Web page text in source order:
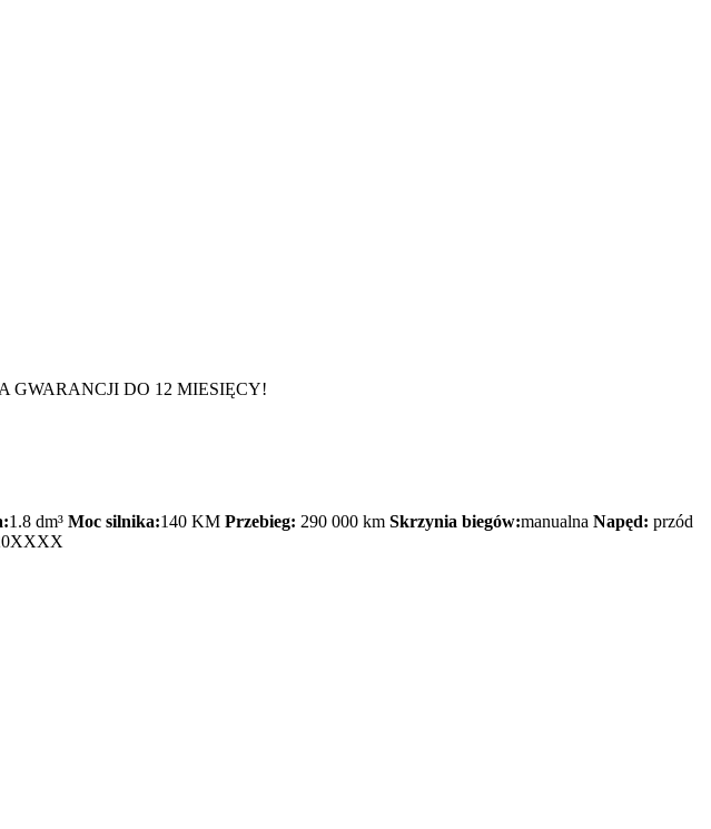
GWARANCJI DO 12 MIESIĘCY!
1.8 dm³ Moc silnika:140 KM Przebieg: 290 000 km Skrzynia biegów:manualna Napęd: przód